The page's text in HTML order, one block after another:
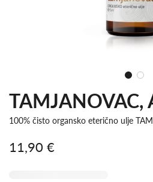
TAMJANOVAC,
100% čisto organsko eterično ulje
11,90 €